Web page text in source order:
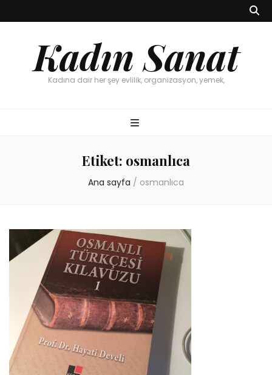
Kadın Sanat
Kadına dair her şey evlilik, organizasyon, yemek,
Etiket: osmanlıca
Ana sayfa / osmanlıca